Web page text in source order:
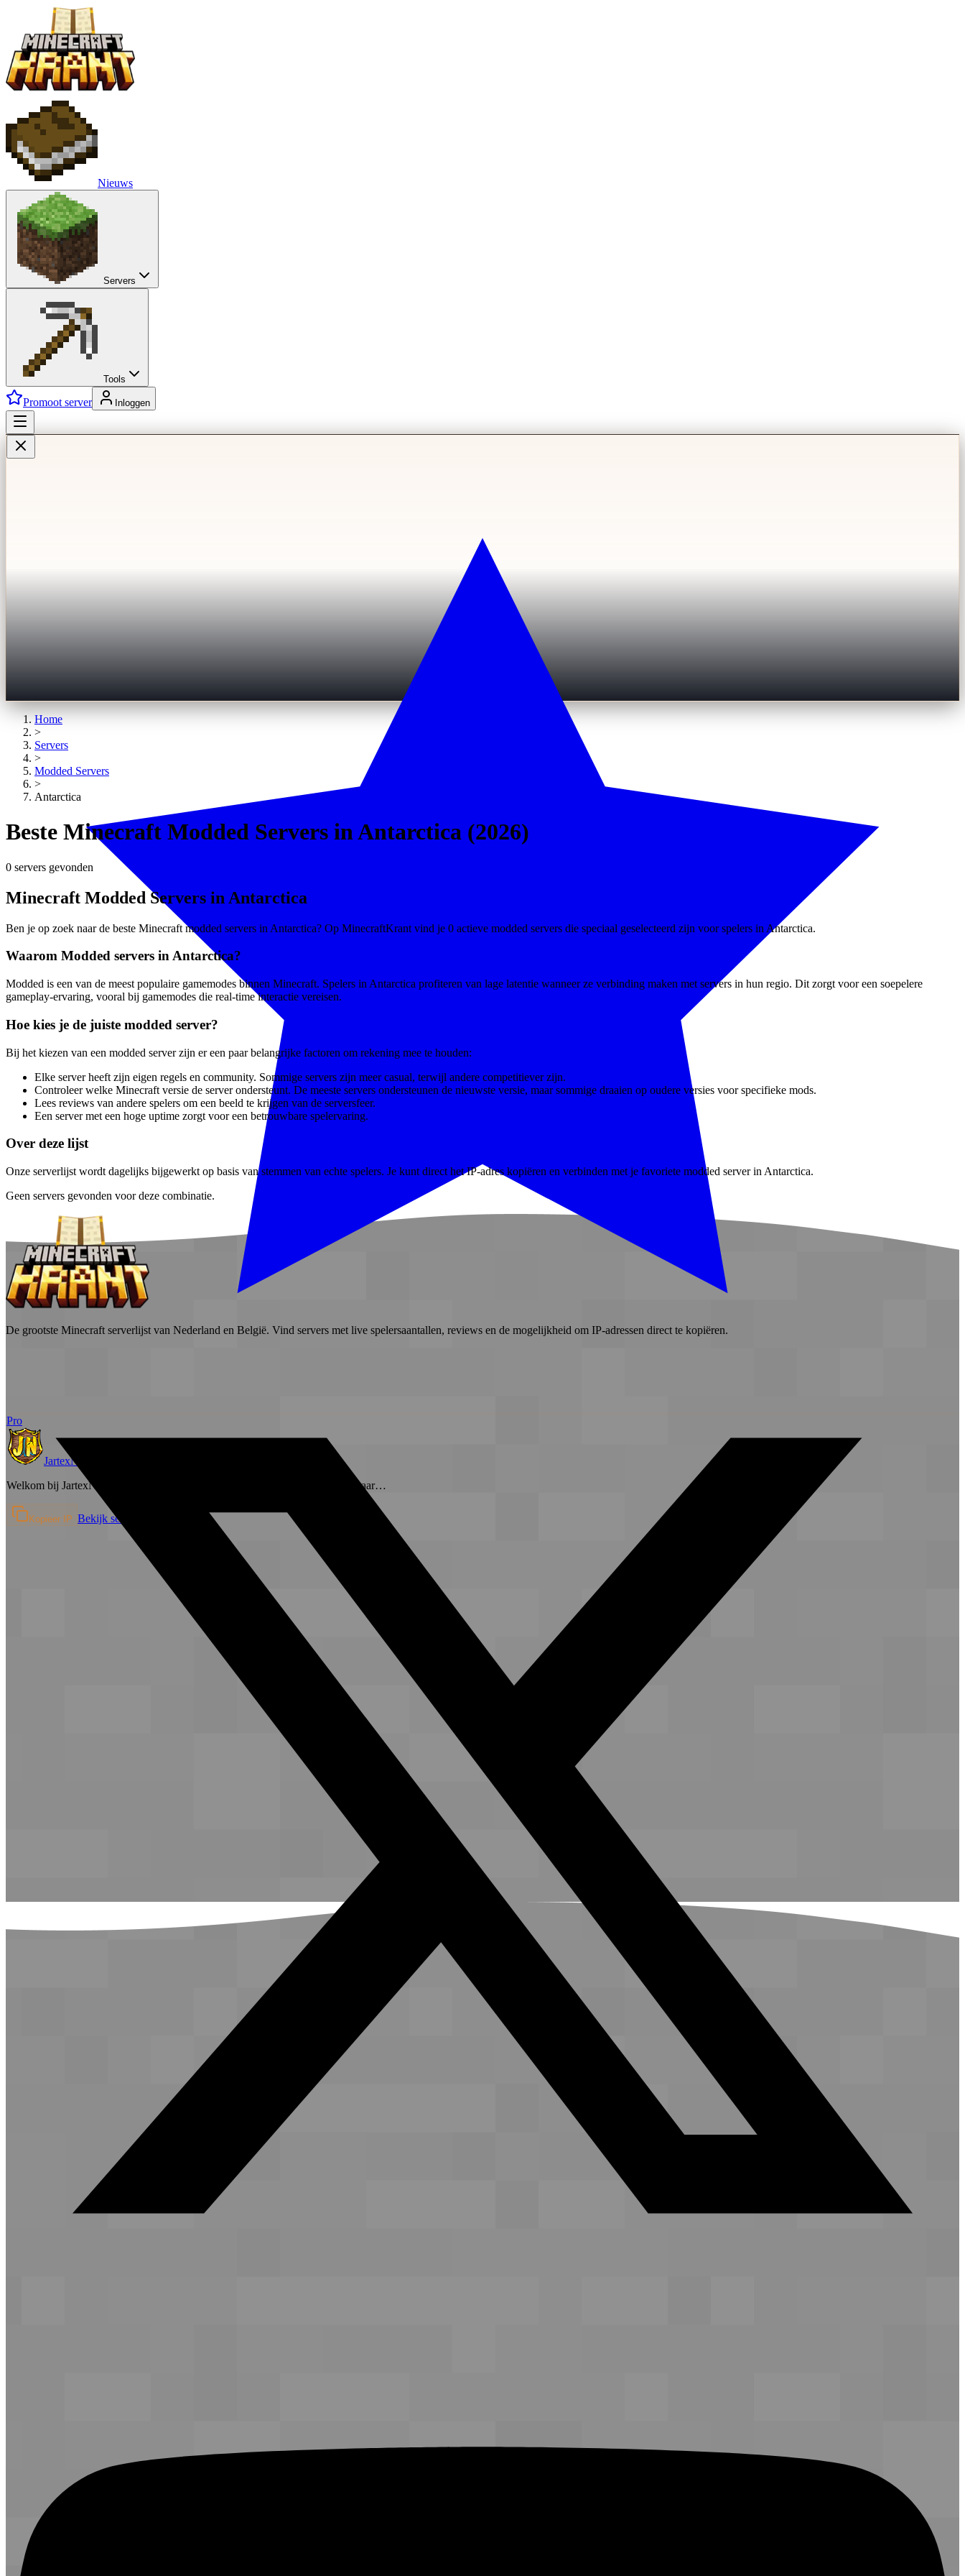
Nieuws
Servers
Tools
Promoot server Inloggen
Pro
JartexNetwork
Welkom bij JartexNetwork JartexNetwork is een populaire Minecraft-server waar…
Kopieer IP Bekijk server →
Home
>
Servers
>
Modded Servers
>
Antarctica
Beste Minecraft Modded Servers in Antarctica (2026)
0 servers gevonden
Minecraft Modded Servers in Antarctica
Ben je op zoek naar de beste Minecraft modded servers in Antarctica? Op MinecraftKrant vind je 0 actieve modded servers die speciaal geselecteerd zijn voor spelers in Antarctica.
Waarom Modded servers in Antarctica?
Modded is een van de meest populaire gamemodes binnen Minecraft. Spelers in Antarctica profiteren van lage latentie wanneer ze verbinding maken met servers in hun regio. Dit zorgt voor een soepelere
gameplay-ervaring, vooral bij gamemodes die real-time interactie vereisen.
Hoe kies je de juiste modded server?
Bij het kiezen van een modded server zijn er een paar belangrijke factoren om rekening mee te houden:
Elke server heeft zijn eigen regels en community. Sommige servers zijn meer casual, terwijl andere competitiever zijn.
Controleer welke Minecraft versie de server ondersteunt. De meeste servers ondersteunen de nieuwste versie, maar sommige draaien op oudere versies voor specifieke mods.
Lees reviews van andere spelers om een beeld te krijgen van de serversfeer.
Een server met een hoge uptime zorgt voor een betrouwbare spelervaring.
Over deze lijst
Onze serverlijst wordt dagelijks bijgewerkt op basis van stemmen van echte spelers. Je kunt direct het IP-adres kopiëren en verbinden met je favoriete modded server in Antarctica.
Geen servers gevonden voor deze combinatie.
De grootste Minecraft serverlijst van Nederland en België. Vind servers met live spelersaantallen, reviews en de mogelijkheid om IP-adressen direct te kopiëren.